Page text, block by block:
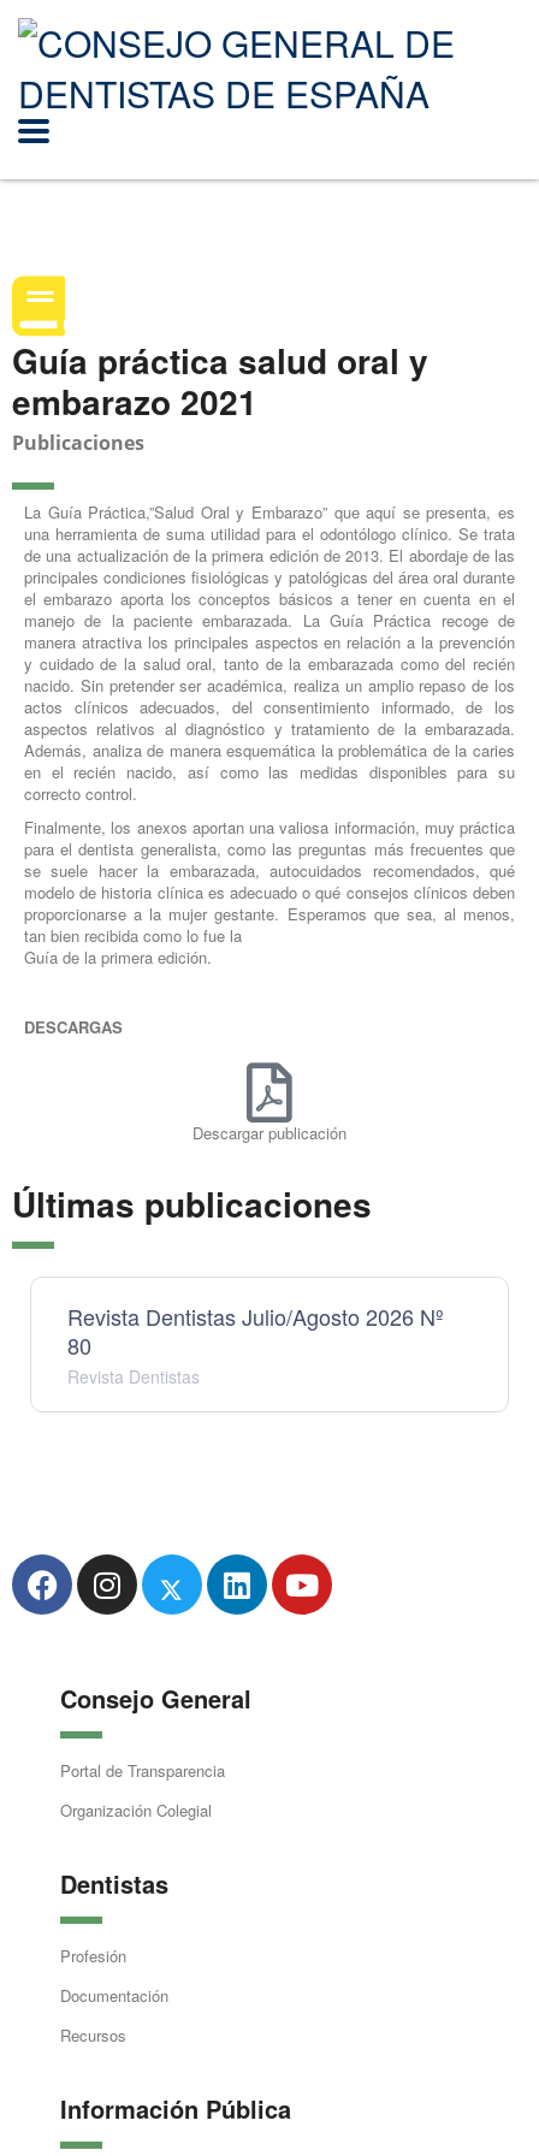
Guía práctica salud oral y
embarazo 2021
Publicaciones
La Guía Práctica,”Salud Oral y Embarazo” que aquí se presenta, es
una herramienta de suma utilidad para el odontólogo clínico. Se trata
de una actualización de la primera edición de 2013. El abordaje de las
principales condiciones fisiológicas y patológicas del área oral durante
el embarazo aporta los conceptos básicos a tener en cuenta en el
manejo de la paciente embarazada. La Guía Práctica recoge de
manera atractiva los principales aspectos en relación a la prevención
y cuidado de la salud oral, tanto de la embarazada como del recién
nacido. Sin pretender ser académica, realiza un amplio repaso de los
actos clínicos adecuados, del consentimiento informado, de los
aspectos relativos al diagnóstico y tratamiento de la embarazada.
Además, analiza de manera esquemática la problemática de la caries
en el recién nacido, así como las medidas disponibles para su
correcto control.
Finalmente, los anexos aportan una valiosa información, muy práctica
para el dentista generalista, como las preguntas más frecuentes que
se suele hacer la embarazada, autocuidados recomendados, qué
modelo de historia clínica es adecuado o qué consejos clínicos deben
proporcionarse a la mujer gestante. Esperamos que sea, al menos,
tan bien recibida como lo fue la
Guía de la primera edición.
DESCARGAS
Descargar publicación
Últimas publicaciones
Revista Dentistas Julio/Agosto 2026 Nº
80
Revista Dentistas
Consejo General
Portal de Transparencia
Organización Colegial
Dentistas
Profesión
Documentación
Recursos
Información Pública